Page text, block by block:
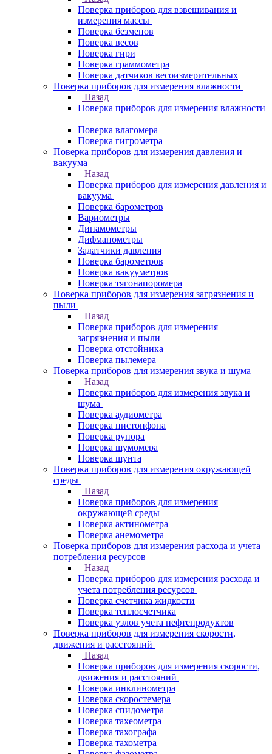
Поверка приборов для взвешивания и
измерения массы
Поверка безменов
Поверка весов
Поверка гири
Поверка граммометра
Поверка датчиков весоизмерительных
Поверка приборов для измерения влажности
Назад
Поверка приборов для измерения влажности
Поверка влагомера
Поверка гигрометра
Поверка приборов для измерения давления и
вакуума
Назад
Поверка приборов для измерения давления и
вакуума
Поверка барометров
Вариометры
Динамометры
Дифманометры
Задатчики давления
Поверка барометров
Поверка вакууметров
Поверка тягонапоромера
Поверка приборов для измерения загрязнения и
пыли
Назад
Поверка приборов для измерения
загрязнения и пыли
Поверка отстойника
Поверка пылемера
Поверка приборов для измерения звука и шума
Назад
Поверка приборов для измерения звука и
шума
Поверка аудиометра
Поверка пистонфона
Поверка рупора
Поверка шумомера
Поверка шунта
Поверка приборов для измерения окружающей
среды
Назад
Поверка приборов для измерения
окружающей среды
Поверка актинометра
Поверка анемометра
Поверка приборов для измерения расхода и учета
потребления ресурсов
Назад
Поверка приборов для измерения расхода и
учета потребления ресурсов
Поверка счетчика жидкости
Поверка теплосчетчика
Поверка узлов учета нефтепродуктов
Поверка приборов для измерения скорости,
движения и расстояний
Назад
Поверка приборов для измерения скорости,
движения и расстояний
Поверка инклинометра
Поверка скоростемера
Поверка спидометра
Поверка тахеометра
Поверка тахографа
Поверка тахометра